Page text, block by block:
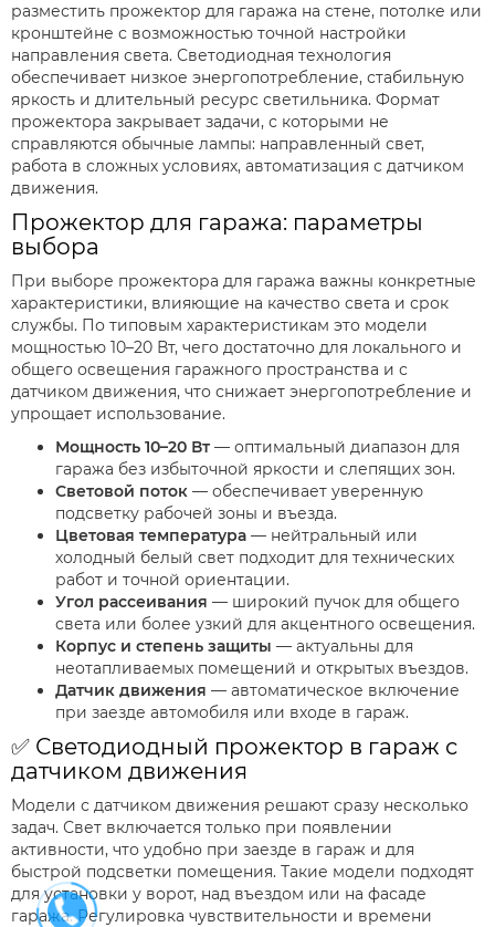
разместить прожектор для гаража на стене, потолке или
кронштейне с возможностью точной настройки
направления света. Светодиодная технология
обеспечивает низкое энергопотребление, стабильную
яркость и длительный ресурс светильника. Формат
прожектора закрывает задачи, с которыми не
справляются обычные лампы: направленный свет,
работа в сложных условиях, автоматизация с датчиком
движения.
Прожектор для гаража: параметры
выбора
При выборе прожектора для гаража важны конкретные
характеристики, влияющие на качество света и срок
службы. По типовым характеристикам это модели
мощностью 10–20 Вт, чего достаточно для локального и
общего освещения гаражного пространства и с
датчиком движения, что снижает энергопотребление и
упрощает использование.
Мощность 10–20 Вт — оптимальный диапазон для
гаража без избыточной яркости и слепящих зон.
Световой поток — обеспечивает уверенную
подсветку рабочей зоны и въезда.
Цветовая температура — нейтральный или
холодный белый свет подходит для технических
работ и точной ориентации.
Угол рассеивания — широкий пучок для общего
света или более узкий для акцентного освещения.
Корпус и степень защиты — актуальны для
неотапливаемых помещений и открытых въездов.
Датчик движения — автоматическое включение
при заезде автомобиля или входе в гараж.
✅ Светодиодный прожектор в гараж с
датчиком движения
Модели с датчиком движения решают сразу несколько
задач. Свет включается только при появлении
активности, что удобно при заезде в гараж и для
быстрой подсветки помещения. Такие модели подходят
для установки у ворот, над въездом или на фасаде
гаража. Регулировка чувствительности и времени